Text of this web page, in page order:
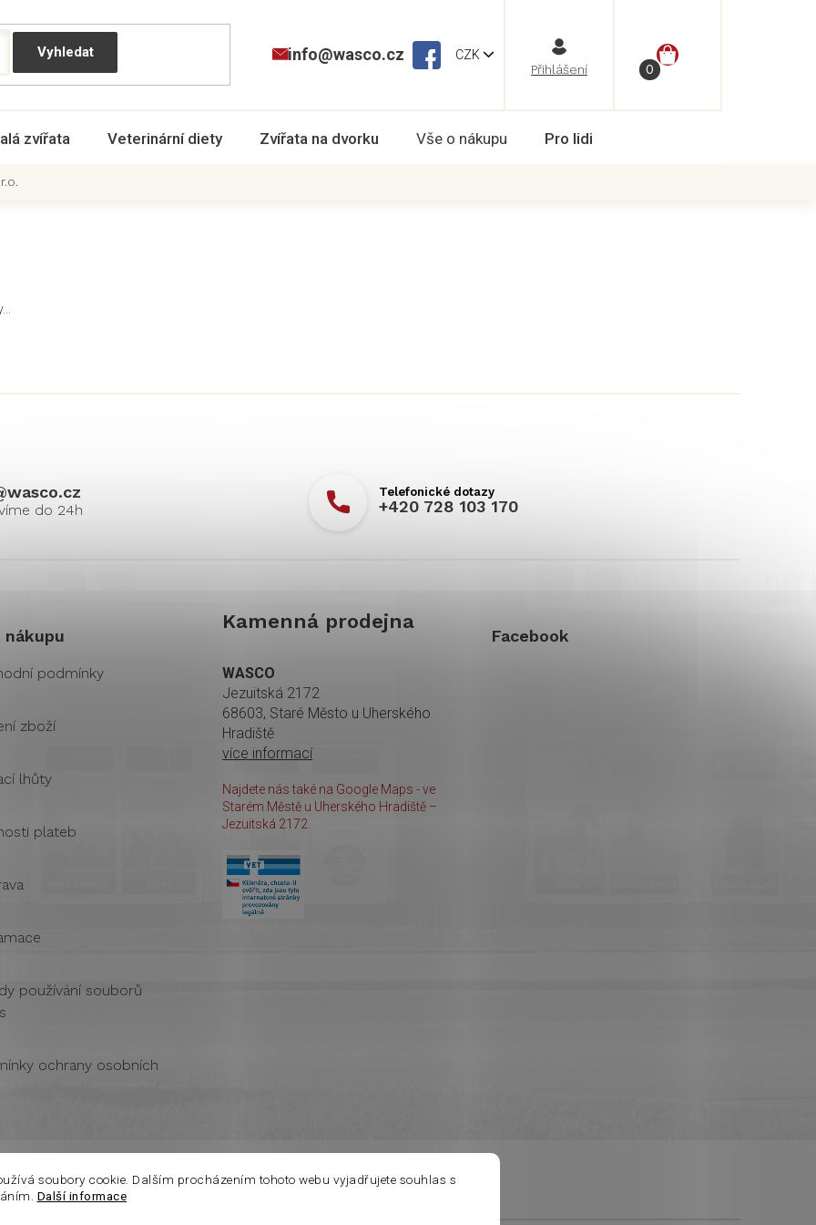
soubory cookie. Dalším procházením tohoto webu vyjadřujete souhlas s
Další informace
CZK NÁKUPNÍ
info@wasco.cz
zvířata Veterinární diety Zvířata na dvorku Vše o nákupu Pro lidi
wasco.cz
+420 728 103 170
nákupu
podmínky
zboží
lhůty
plateb
používání souborů
ochrany osobních
Kamenná prodejna
WASCO
Jezuitská 2172
68603, Staré Město u Uherského
Hradiště
více informací
Najdete nás také na Google Maps - ve
Starém Městě u Uherského Hradiště –
Jezuitská 2172.
Facebook